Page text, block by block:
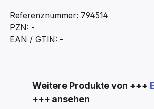
Referenznummer: 794514
PZN: -
EAN / GTIN: -
Produktgalerie überspringen
Weitere Produkte von +++
+++ ansehen